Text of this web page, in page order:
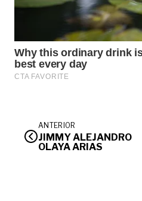
ANTERIOR
JIMMY ALEJANDRO
OLAYA ARIAS